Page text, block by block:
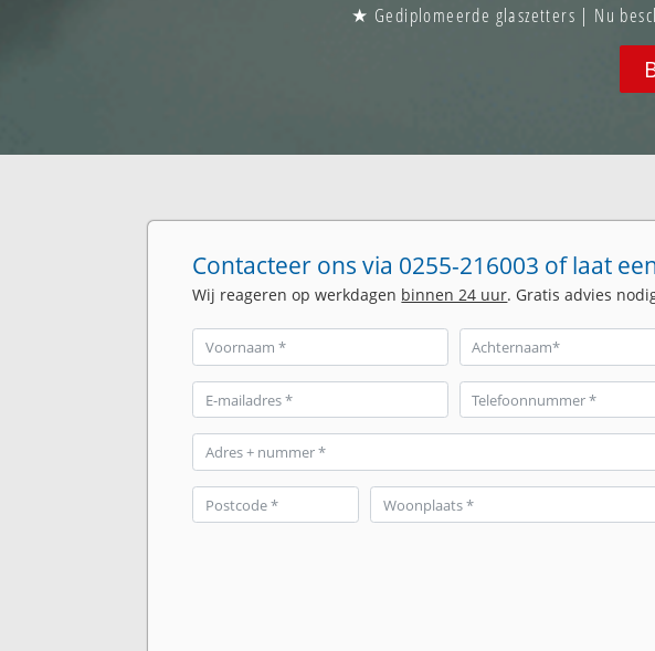
★ Gediplomeerde glaszetters | Nu
Contacteer ons via 0255-216003 of laat
Wij reageren op werkdagen binnen 24 uur. Gratis advies